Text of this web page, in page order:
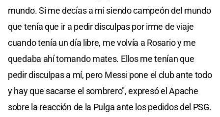
mundo. Si me decías a mi siendo campeón del mundo
que tenía que ir a pedir disculpas por irme de viaje
cuando tenía un día libre, me volvía a Rosario y me
quedaba ahí tomando mates. Ellos me tenían que
pedir disculpas a mí, pero Messi pone el club ante todo
y hay que sacarse el sombrero", expresó el Apache
sobre la reacción de la Pulga ante los pedidos del PSG.